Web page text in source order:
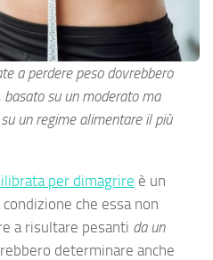
a perdere peso dovrebbero
su un moderato ma
un regime alimentare il più
per dimagrire è un
che essa non
a risultare pesanti da un
determinare anche